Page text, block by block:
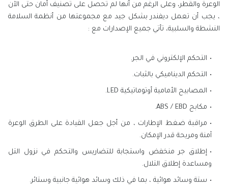
الوعرة والقطر، وعلى الرغم من أنها لم تحصل على تصنيف أمان حتى الآن
، يجب أن تعمل ديفندر بشكل جيد مع مجموعتها من أنظمة السلامة
النشطة والسلبية، تأتي جميع الإصدارات مع :
التحكم الإلكتروني في الجر.
التحكم الديناميكي بالثبات.
المصابيح الأمامية أوتوماتيكية LED.
مكابح ABS / EBD.
مراقبة ضغط الإطارات ، من أجل جعل القيادة على الطرق الوعرة
آمنة ومريحة قدر الإمكان.
إطلاق جر منخفض واستجابة للتضاريس والتحكم في نزول التل
ومساعدة إطلاق التلال.
ستة وسائد هوائية ، بما في ذلك وسائد هوائية جانبية وستائر.